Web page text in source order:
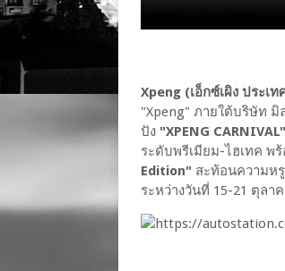
Xpeng (เอ็กซ์เผิง ประเ
"Xpeng" ภายใต้บริษัท มิ
ปัง "XPENG CARNIVAL"
ระดับพรีเมียม-ไฮเทค พ
Edition" สะท้อนความห
ระหว่างวันที่ 15-21 ตุลา